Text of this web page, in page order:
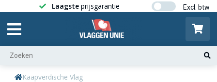
Laagste prijsgarantie Gratis
Kaapverdische Vlag